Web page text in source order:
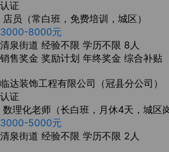
认证
店员（常白班，免费培训，城区）
3000-8000元
清泉街道 经验不限 学历不限 8人
销售奖金 奖励计划 年终奖金 综合补贴
临达装饰工程有限公司（冠县分公司）
认证
数理化老师（长白班，月休4天，城区岗
3000-5000元
清泉街道 经验不限 学历不限 2人